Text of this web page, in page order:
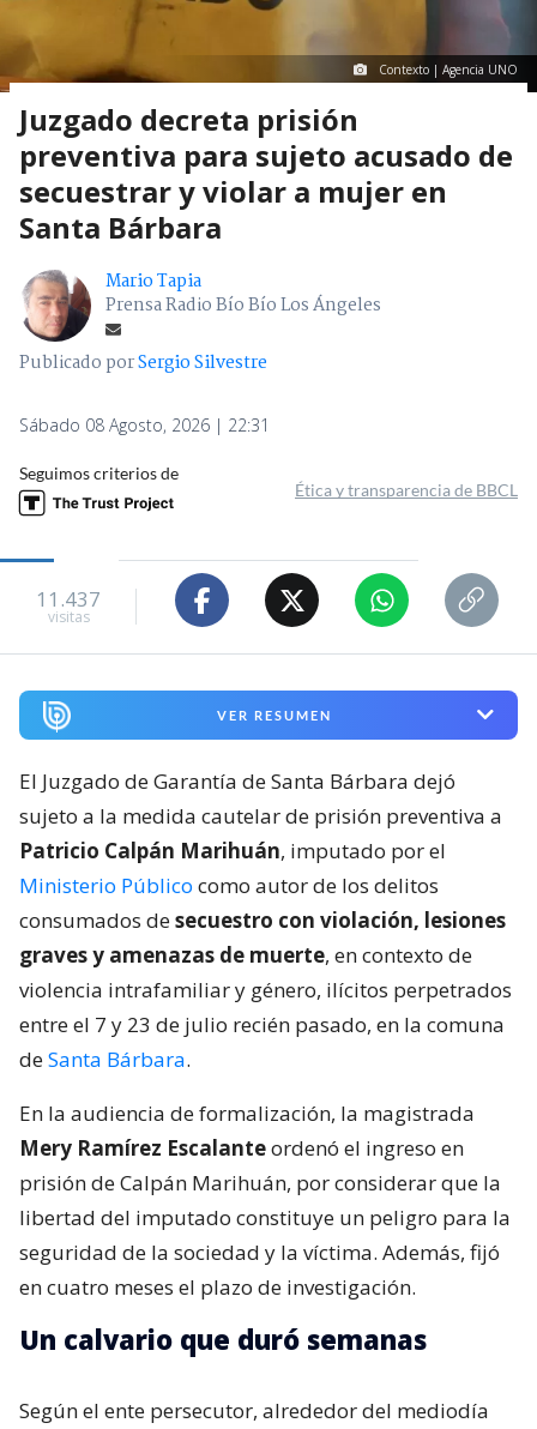
Contexto | Agencia UNO
Juzgado decreta prisión
preventiva para sujeto acusado de
secuestrar y violar a mujer en
Santa Bárbara
Mario Tapia
Prensa Radio Bío Bío Los Ángeles
Publicado porSergio Silvestre
Sábado 08 Agosto, 2026 | 22:31
Seguimos criterios de
Ética y transparencia de BBCL
11.437
visitas
VER RESUMEN
El Juzgado de Garantía de Santa Bárbara dejó
sujeto a la medida cautelar de prisión preventiva a
Patricio Calpán Marihuán, imputado por el
Ministerio Público como autor de los delitos
consumados desecuestro con violación, lesiones
graves y amenazas de muerte, en contexto de
violencia intrafamiliar y género, ilícitos perpetrados
entre el 7 y 23 de julio recién pasado, en la comuna
deSanta Bárbara.
En la audiencia de formalización, la magistrada
Mery Ramírez Escalanteordenó el ingreso en
prisión de Calpán Marihuán, por considerar que la
libertad del imputado constituye un peligro para la
seguridad de la sociedad y la víctima. Además, fijó
en cuatro meses el plazo de investigación.
Un calvario que duró semanas
Según el ente persecutor, alrededor del mediodía